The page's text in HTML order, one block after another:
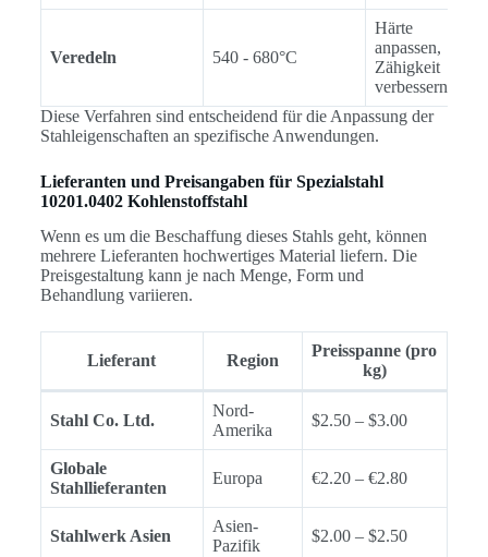
Veredeln 540 - 680°C
Härte
anpassen,
Zähigkeit
verbessern
Diese Verfahren sind entscheidend für die Anpassung der
Stahleigenschaften an spezifische Anwendungen.
Lieferanten und Preisangaben für Spezialstahl
10201.0402 Kohlenstoffstahl
Wenn es um die Beschaffung dieses Stahls geht, können
mehrere Lieferanten hochwertiges Material liefern. Die
Preisgestaltung kann je nach Menge, Form und
Behandlung variieren.
Lieferant Region
Preisspanne (pro
kg)
Stahl Co. Ltd.
Nord-
Amerika
$2.50 – $3.00
Globale
Stahllieferanten
Europa €2.20 – €2.80
Stahlwerk Asien
Asien-
Pazifik
$2.00 – $2.50